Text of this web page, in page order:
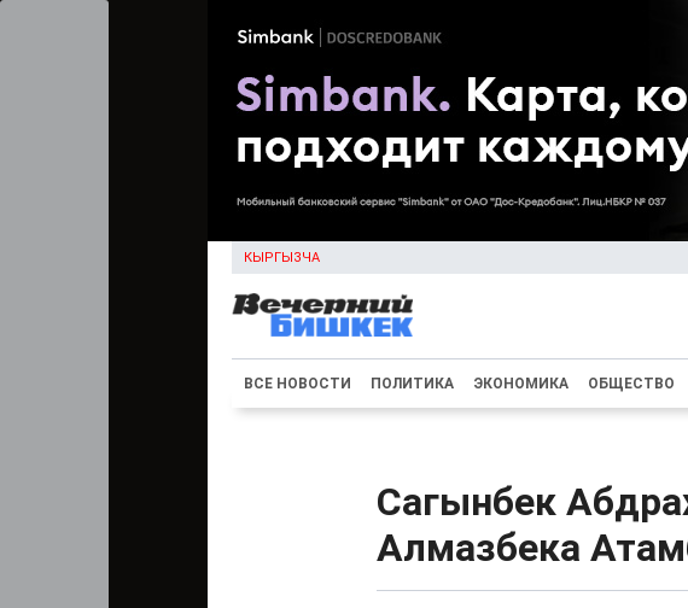
КЫРГЫЗЧА
ВСЕ НОВОСТИ ПОЛИТИКА ЭКОНОМИКА ОБЩЕСТВО
Сагынбек
Алмазбека